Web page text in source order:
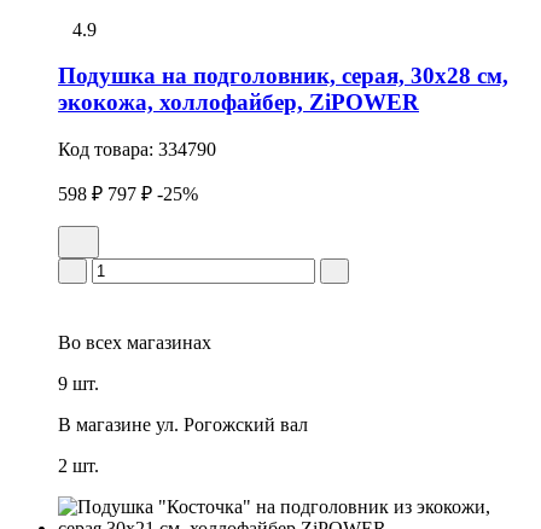
4.9
Подушка на подголовник, серая, 30x28 см,
экокожа, холлофайбер, ZiPOWER
Код товара: 334790
598 ₽ 797 ₽ -25%
Во всех магазинах
9 шт.
В магазине ул. Рогожский вал
2 шт.